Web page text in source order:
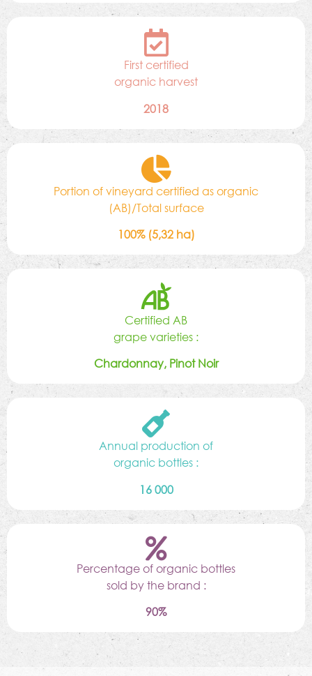
First certified
organic harvest
2018
Portion of vineyard certified as organic
(AB)/Total surface
100% (5,32 ha)
Certified AB
grape varieties :
Chardonnay, Pinot Noir
Annual production of
organic bottles :
16 000
Percentage of organic bottles
sold by the brand :
90%